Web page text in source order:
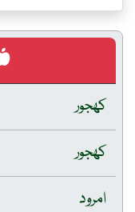
کھجور
کھجور
امرود